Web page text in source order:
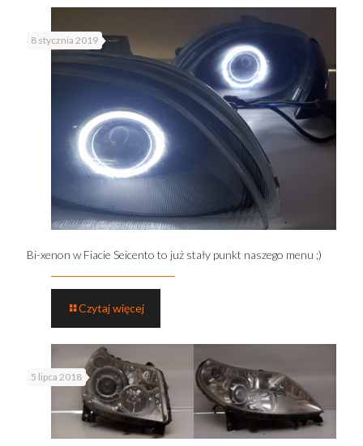
8 stycznia 2019
Bi-xenon w Fiacie Seicento to już stały punkt naszego menu ;)
Czytaj więcej
5 lipca 2018